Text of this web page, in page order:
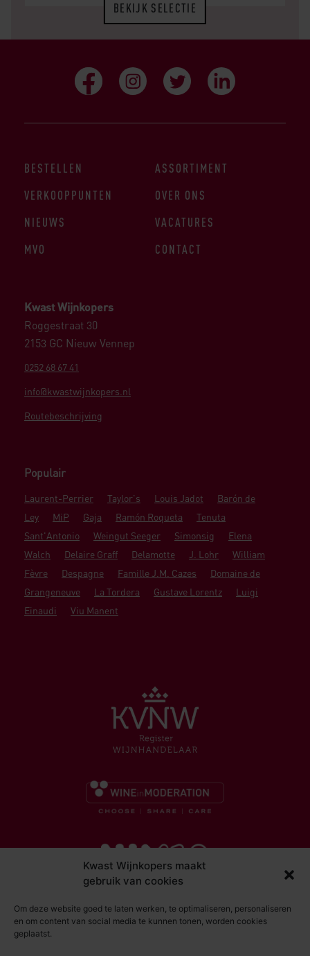
Kwast Wijnkopers maakt
gebruik van cookies
Om deze website goed te laten werken, te optimaliseren, personaliseren
en om content van social media te kunnen tonen, worden cookies
geplaatst.
BEKIJK SELECTIE
Kwast Wijnkopers
Roggestraat 30
2153 GC Nieuw Vennep
0252 68 67 41
info@kwastwijnkopers.nl
Routebeschrijving
Populair
Laurent-Perrier Taylor's Louis Jadot
Barón de
Ley
MiP Gaja Ramón Roqueta
Tenuta
Sant'Antonio
Weingut Seeger Simonsig
Elena
Walch
Delaire Graff Delamotte J. Lohr
William
Fèvre
Despagne Famille J.M. Cazes
Domaine de
Grangeneuve
La Tordera Gustave Lorentz
Luigi
Einaudi
Viu Manent
BESTELLEN
ASSORTIMENT
VERKOOPPUNTEN
OVER ONS
NIEUWS
VACATURES
MVO
CONTACT